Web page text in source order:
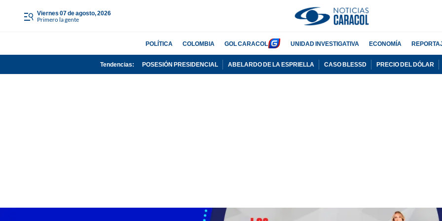
viernes 07 de agosto, 2026
Primero la gente
POLÍTICA COLOMBIA GOL CARACOL UNIDAD INVESTIGATIVA ECONOMÍA
Tendencias: POSESIÓN PRESIDENCIAL ABELARDO DE LA ESPRIELLA CASO BLESSD PRECIO DEL DÓLAR